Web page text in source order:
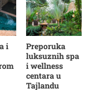
i
Preporuka
luksuznih spa
i wellness
centara u
Tajlandu